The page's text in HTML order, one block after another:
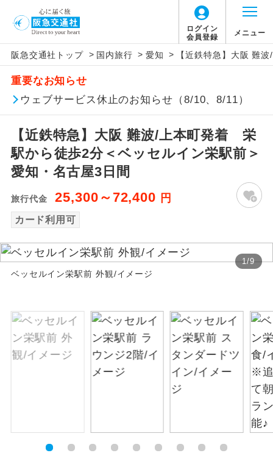
ログイン
会員登録
メニュー
阪急交通社トップ > 国内旅行 > 愛知 > 【近鉄特急】大阪 難
重要なお知らせ
ウェブサービス休止のお知らせ（8/10、8/11）
【近鉄特急】大阪 難波/上本町発着 栄
駅から徒歩2分＜ベッセルイン栄駅前＞
愛知・名古屋3日間
旅行代金 25,300～72,400 円
カード利用可
1/9
ベッセルイン栄駅前 外観/イメージ
アイコン 説明
添乗員同行
往路出発空港（駅）から復路到着空港
（駅）まで同行します。
現地添乗員同
行
現地到着空港（駅）から最終日出発空港
（駅）まで添乗員が同行します。
バスガイド乗
バスガイドが乗務し、車内での観光案内
があります。
新コース
世界遺産
ユネスコに登録されている文化遺産や自
温泉 温泉地にも宿泊するコースです。
ご宿泊ホテルに露天風呂が付いていま
す。
ご宿泊ホテルに大浴場が付いています。
全食事付き
全てのお食事が付いていますので、お食
事の心配はいりません。（機内食を除